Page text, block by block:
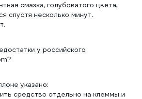
смазка, голубоватого цвета,
спустя несколько минут.
у российского
указано:
средство отдельно на клеммы и